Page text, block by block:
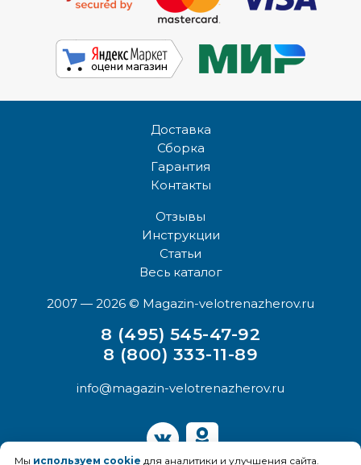
Доставка
Сборка
Гарантия
Контакты
Отзывы
Инструкции
Статьи
Весь каталог
2007 — 2026 © Magazin-velotrenazherov.ru
8 (495) 545-47-92
8 (800) 333-11-89
info@magazin-velotrenazherov.ru
Мы используем cookie для аналитики и улучшения сайта.